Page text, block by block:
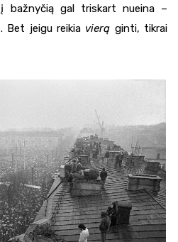
bažnyčią gal triskart nueina –
Bet jeigu reikia vierą ginti, tikrai